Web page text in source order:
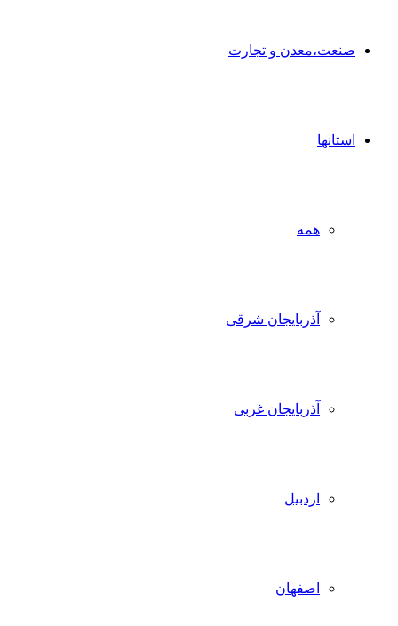
صنعت،معدن و تجارت
استانها
همه
آذربایجان شرقی
آذربایجان غربی
اردبیل
اصفهان